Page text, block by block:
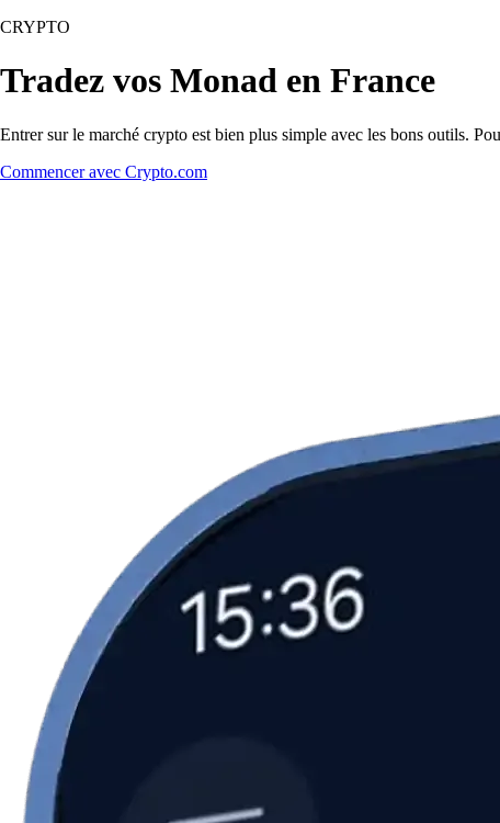
CRYPTO
Tradez vos Monad en France
Entrer sur le marché crypto est bien plus simple avec les bons outils.
Commencer avec Crypto.com